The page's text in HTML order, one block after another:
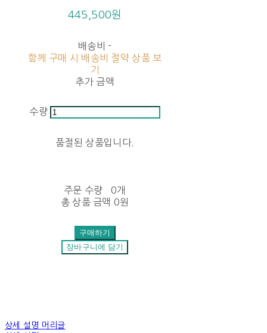
445,500원
배송비 -
함께 구매 시 배송비 절약 상품 보
기
추가 금액
수량
품절된 상품입니다.
주문 수량
0개
총 상품 금액 0원
구매하기
장바구니에 담기
상세 설명 머리글